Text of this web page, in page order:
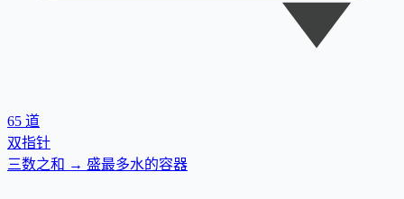
65 道
双指针
三数之和 → 盛最多水的容器